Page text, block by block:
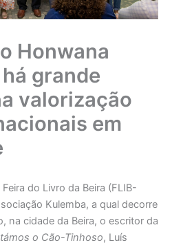
Honwana
grande
valorização
em
do Livro da Beira (FLIB-
Kulemba, a qual decorre
na cidade da Beira, o escritor da
o Cão-Tinhoso, Luís